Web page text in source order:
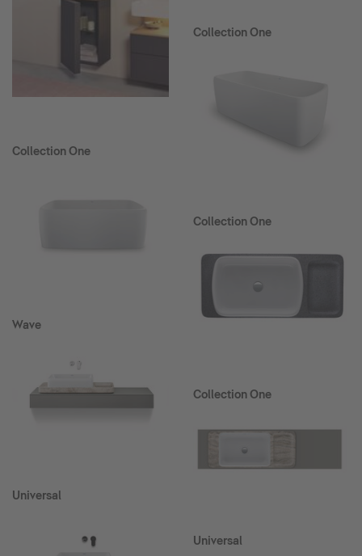
Collection One
Wave
Universal
Collection One
Collection One
Collection One
Universal